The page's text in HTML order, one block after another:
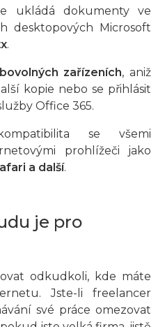
ukládá dokumenty ve
desktopových Microsoft
.
zařízeních, aniž
kopie nebo se přihlásit
Office 365.
se všemi
prohlížeči jako
a další.
je pro
odkudkoli, kde máte
Jste-li freelancer
své práce omezovat